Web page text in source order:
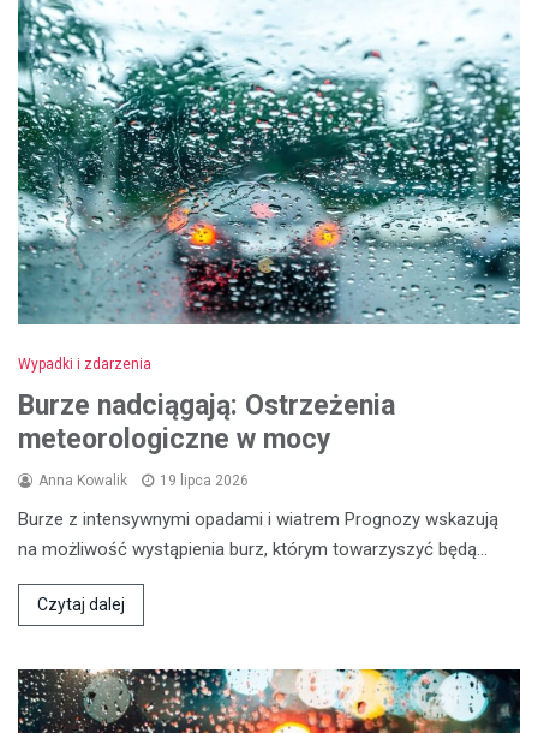
Wypadki i zdarzenia
Burze nadciągają: Ostrzeżenia
meteorologiczne w mocy
Anna Kowalik 19 lipca 2026
Burze z intensywnymi opadami i wiatrem Prognozy wskazują
na możliwość wystąpienia burz, którym towarzyszyć będą…
Czytaj dalej